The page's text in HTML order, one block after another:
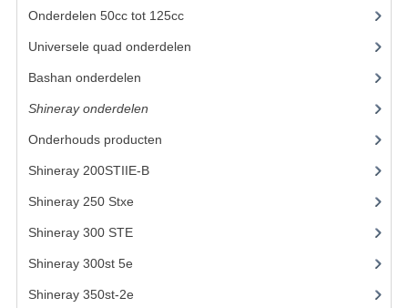
KAPPEN EN FRAME
Onderdelen 50cc tot 125cc(49)
Universele quad onderdelen
Bashan onderdelen
Shineray onderdelen
Onderhouds producten
Shineray 200STIIE-B(32)
Shineray 250 Stxe
Shineray 300 STE(69)
Shineray 300st 5e
Shineray 350st-2e